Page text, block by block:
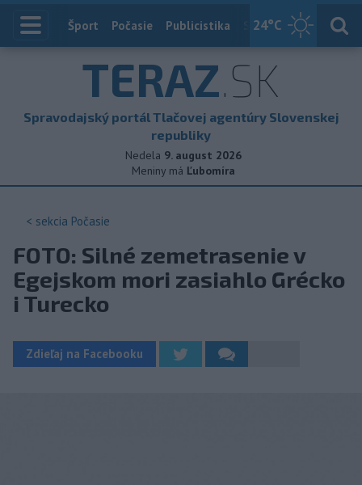
24°C
Index
Šport Počasie Publicistika Slovensko
TERAZ.SK
Spravodajský portál Tlačovej agentúry Slovenskej
republiky
Nedela 9. august 2026
Meniny má Ľubomíra
< sekcia Počasie
FOTO: Silné zemetrasenie v
Egejskom mori zasiahlo Grécko
i Turecko
Zdieľaj na Facebooku